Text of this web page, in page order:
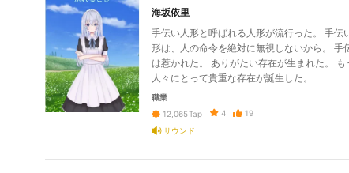
海坂依里
手伝い人形と呼ばれる人形が流行った。 手伝
形は、人の命令を絶対に無視しないから。
は惹かれた。 ありがたい存在が生まれた。
人々にとって貴重な存在が誕生した。
職業
12,065Tap 4
19
サウンド